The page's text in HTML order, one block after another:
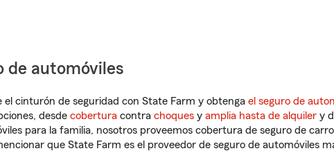
de automóviles
el cinturón de seguridad con State Farm y obtenga el seguro de
desde cobertura contra choques y amplia hasta de alquiler y
para la familia, nosotros proveemos cobertura de seguro de
que State Farm es el proveedor de seguro de automóviles